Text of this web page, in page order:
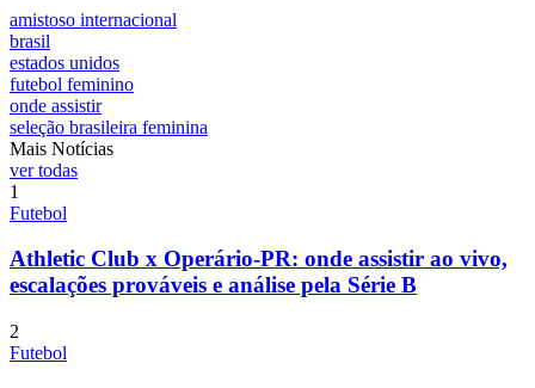
amistoso internacional
brasil
estados unidos
futebol feminino
onde assistir
seleção brasileira feminina
Mais Notícias
ver todas
1
Futebol
Athletic Club x Operário-PR: onde assistir ao vivo,
escalações prováveis e análise pela Série B
2
Futebol